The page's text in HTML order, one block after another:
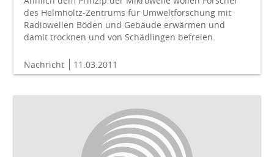
des Helmholtz-Zentrums für Umweltforschung mit
Radiowellen Böden und Gebäude erwärmen und
damit trocknen und von Schädlingen befreien.
Nachricht 11.03.2011